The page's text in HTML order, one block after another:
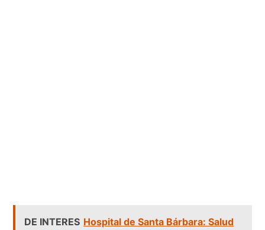
DE INTERES Hospital de Santa Bárbara: Salud